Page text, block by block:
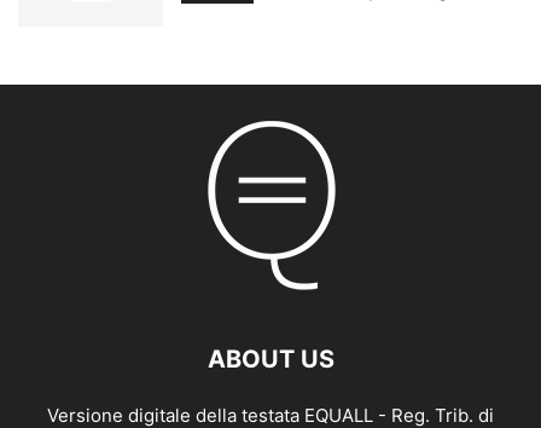
ABOUT US
Versione digitale della testata EQUALL - Reg. Trib. di